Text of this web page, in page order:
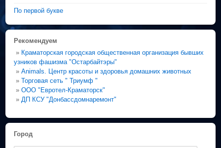
По первой букве
Рекомендуем
» Краматорская городская общественная организация бывших
узников фашизма "Остарбайтэры"
»Animals. Центр красоты и здоровья домашних животных
»Торговая сеть " Триумф "
»ООО "Евротел-Краматорск"
» ДП КСУ "Донбассдомнаремонт"
Город